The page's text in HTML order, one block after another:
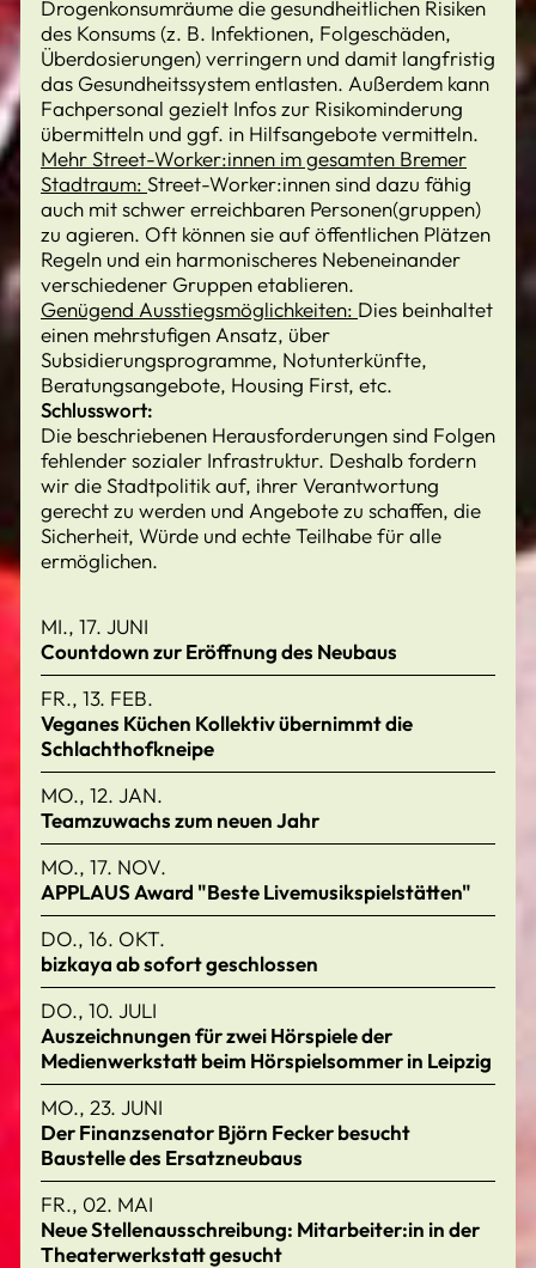
Drogenkonsumräume die gesundheitlichen Risiken
des Konsums (z. B. Infektionen, Folgeschäden,
Überdosierungen) verringern und damit langfristig
das Gesundheitssystem entlasten. Außerdem kann
Fachpersonal gezielt Infos zur Risikominderung
übermitteln und ggf. in Hilfsangebote vermitteln.
Mehr Street-Worker:innen im gesamten Bremer
Stadtraum: Street-Worker:innen sind dazu fähig
auch mit schwer erreichbaren Personen(gruppen)
zu agieren. Oft können sie auf öffentlichen Plätzen
Regeln und ein harmonischeres Nebeneinander
verschiedener Gruppen etablieren.
Genügend Ausstiegsmöglichkeiten: Dies beinhaltet
einen mehrstufigen Ansatz, über
Subsidierungsprogramme, Notunterkünfte,
Beratungsangebote, Housing First, etc.
Schlusswort:
Die beschriebenen Herausforderungen sind Folgen
fehlender sozialer Infrastruktur. Deshalb fordern
wir die Stadtpolitik auf, ihrer Verantwortung
gerecht zu werden und Angebote zu schaffen, die
Sicherheit, Würde und echte Teilhabe für alle
ermöglichen.
MI., 17. JUNI
Countdown zur Eröffnung des Neubaus
FR., 13. FEB.
Veganes Küchen Kollektiv übernimmt die
Schlachthofkneipe
MO., 12. JAN.
Teamzuwachs zum neuen Jahr
MO., 17. NOV.
APPLAUS Award "Beste Livemusikspielstätten"
DO., 16. OKT.
bizkaya ab sofort geschlossen
DO., 10. JULI
Auszeichnungen für zwei Hörspiele der
Medienwerkstatt beim Hörspielsommer in Leipzig
MO., 23. JUNI
Der Finanzsenator Björn Fecker besucht
Baustelle des Ersatzneubaus
FR., 02. MAI
Neue Stellenausschreibung: Mitarbeiter:in in der
Theaterwerkstatt gesucht